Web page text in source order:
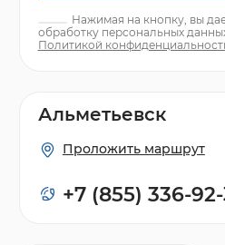
Нажимая на кнопку, вы
обработку персональных
Политикой
Альметьевск
Проложить маршрут
+7 (855) 336-